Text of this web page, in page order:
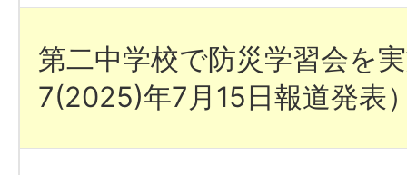
第二中学校で防災学習会を
7(2025)年7月15日報道発表